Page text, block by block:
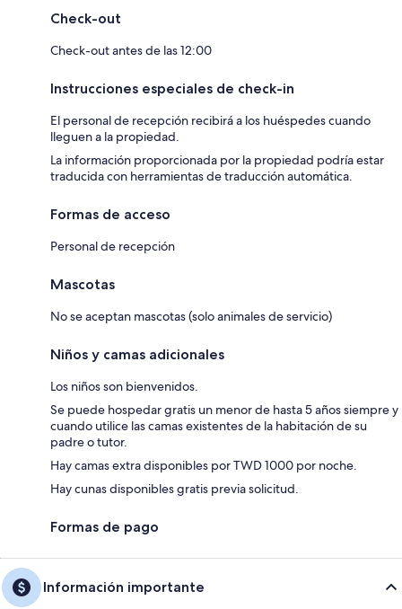
Check-out
Check-out antes de las 12:00
Instrucciones especiales de check-in
El personal de recepción recibirá a los huéspedes cuando
lleguen a la propiedad.
La información proporcionada por la propiedad podría estar
traducida con herramientas de traducción automática.
Formas de acceso
Personal de recepción
Mascotas
No se aceptan mascotas (solo animales de servicio)
Niños y camas adicionales
Los niños son bienvenidos.
Se puede hospedar gratis un menor de hasta 5 años siempre y
cuando utilice las camas existentes de la habitación de su
padre o tutor.
Hay camas extra disponibles por TWD 1000 por noche.
Hay cunas disponibles gratis previa solicitud.
Formas de pago
Información importante